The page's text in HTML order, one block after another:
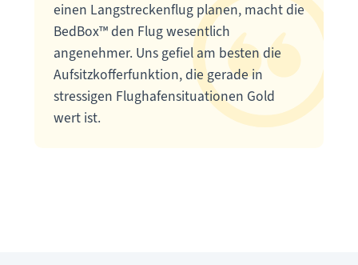
einen Langstreckenflug planen, macht die
BedBox™ den Flug wesentlich
angenehmer. Uns gefiel am besten die
Aufsitzkofferfunktion, die gerade in
stressigen Flughafensituationen Gold
wert ist.